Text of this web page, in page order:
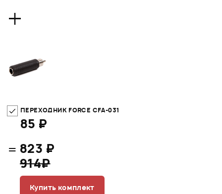
+
ПЕРЕХОДНИК FORCE CFA-031
85 ₽
= 823 ₽
914₽
Купить комплект